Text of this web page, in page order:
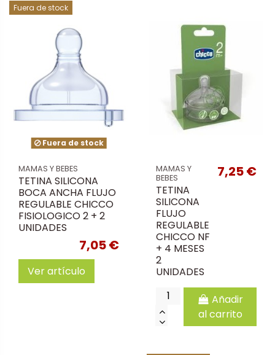
Fuera de stock
Fuera de stock
MAMAS Y BEBES
TETINA SILICONA
BOCA ANCHA FLUJO
REGULABLE CHICCO
FISIOLOGICO 2 + 2
UNIDADES
7,05 €
Ver artículo
MAMAS Y
BEBES
TETINA
SILICONA
FLUJO
REGULABLE
CHICCO NF
+ 4 MESES
2
UNIDADES
7,25 €
Añadir
al carrito